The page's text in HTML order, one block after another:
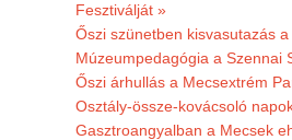
Fesztiválját »
Őszi szünetben kisvasutazás
Múzeumpedagógia a Szennai
Őszi árhullás a Mecsextrém
Osztály-össze-kovácsoló
Gasztroangyalban a Mecsek